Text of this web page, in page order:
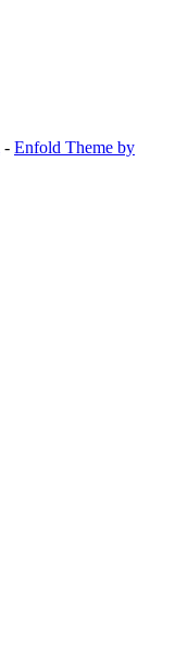
- Enfold Theme by